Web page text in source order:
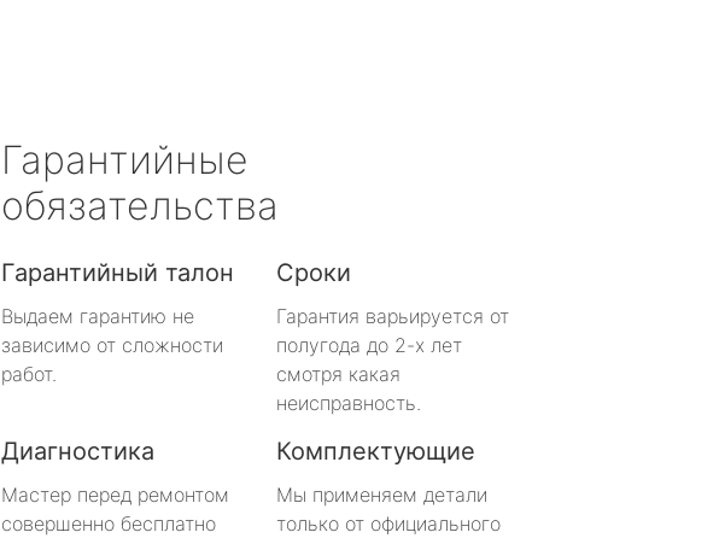
Гарантийные
обязательства
Гарантийный талон
Выдаем гарантию не
зависимо от сложности
работ.
Сроки
Гарантия варьируется от
полугода до 2-х лет
смотря какая
неисправность.
Диагностика
Мастер перед ремонтом
совершенно бесплатно
Комплектующие
Мы применяем детали
только от официального